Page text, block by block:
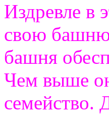
Издревле в
свою башню
башня
Чем выше
семейство.